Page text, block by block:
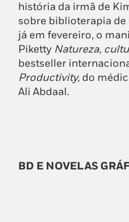
história da irmã de
sobre biblioterapia de
já em fevereiro, o
Piketty Natureza,
bestseller
Productivity, do
Ali Abdaal.
BD E NOVELAS